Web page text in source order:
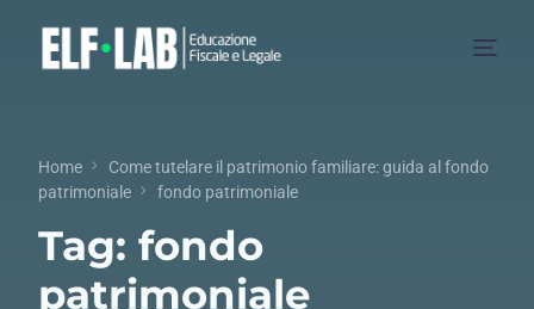
Home
Come tutelare il patrimonio familiare: guida al fondo
patrimoniale
fondo patrimoniale
Tag:fondo
patrimoniale
Servizi
Blog